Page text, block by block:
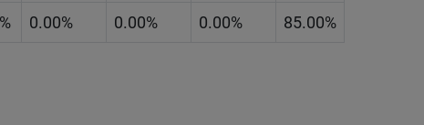
0.00% 0.00% 0.00% 85.00%